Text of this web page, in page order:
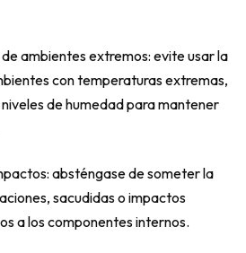
ambientes extremos: evite usar la
con temperaturas extremas,
de humedad para mantener
absténgase de someter la
sacudidas o impactos
a los componentes internos.